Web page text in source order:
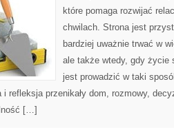
które pomaga rozwijać
chwilach. Strona jest
bardziej uważnie trwać w
ale także wtedy, gdy życie
jest prowadzić w taki
i refleksja przenikały dom, rozmowy,
[…]